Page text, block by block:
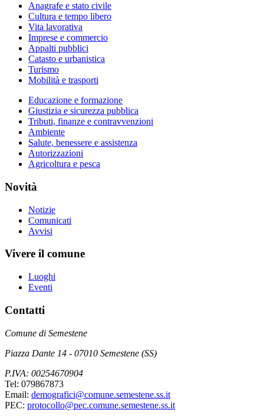
Anagrafe e stato civile
Cultura e tempo libero
Vita lavorativa
Imprese e commercio
Appalti pubblici
Catasto e urbanistica
Turismo
Mobilità e trasporti
Educazione e formazione
Giustizia e sicurezza pubblica
Tributi, finanze e contravvenzioni
Ambiente
Salute, benessere e assistenza
Autorizzazioni
Agricoltura e pesca
Novità
Notizie
Comunicati
Avvisi
Vivere il comune
Luoghi
Eventi
Contatti
Comune di Semestene
Piazza Dante 14 - 07010 Semestene (SS)
P.IVA: 00254670904
Tel: 079867873
Email: demografici@comune.semestene.ss.it
PEC: protocollo@pec.comune.semestene.ss.it